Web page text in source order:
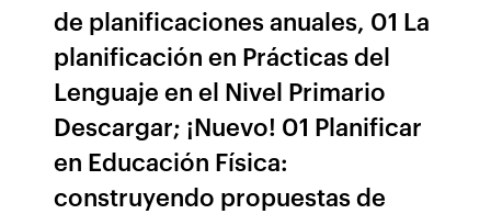
de planificaciones anuales, 01 La
planificación en Prácticas del
Lenguaje en el Nivel Primario
Descargar; ¡Nuevo! 01 Planificar
en Educación Física:
construyendo propuestas de